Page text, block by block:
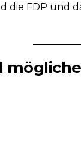
FDP und